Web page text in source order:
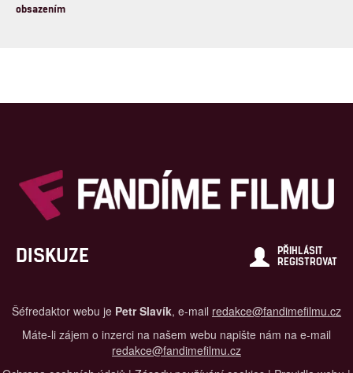
obsazením
PŘIHLÁSIT
REGISTROVAT
DISKUZE
Šéfredaktor webu je Petr Slavík, e-mail redakce@fandimefilmu.cz
Máte-li zájem o inzerci na našem webu napište nám na e-mail
redakce@fandimefilmu.cz